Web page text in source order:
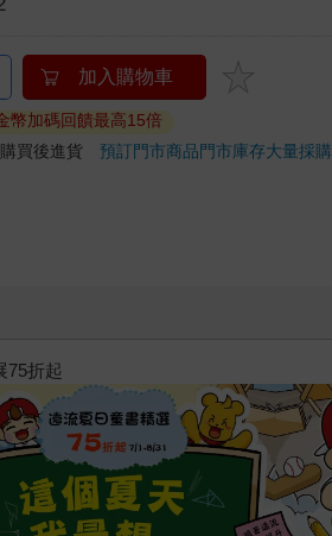
加入購物車
幣加碼回饋最高15倍
購買後進貨預訂門市商品門市庫存大量採購
石堂強力推薦